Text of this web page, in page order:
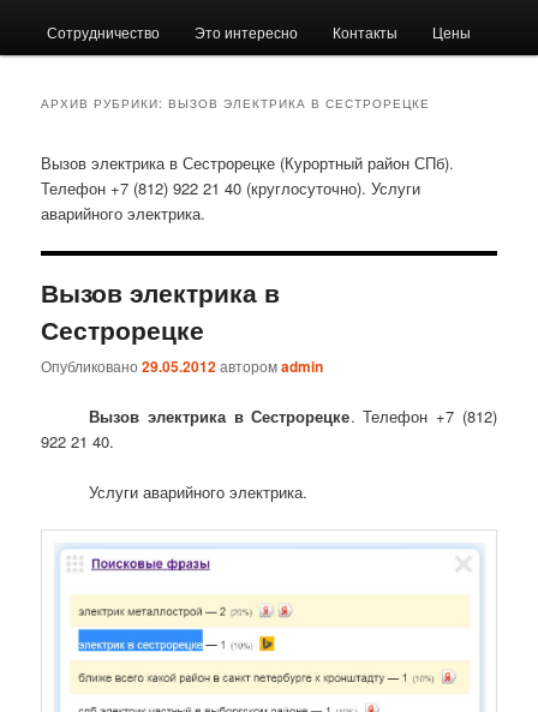
Сотрудничество Это интересно Контакты Цены
АРХИВ РУБРИКИ:ВЫЗОВ ЭЛЕКТРИКА В СЕСТРОРЕЦКЕ
Вызов электрика в Сестрорецке (Курортный район СПб).
Телефон +7 (812) 922 21 40 (круглосуточно). Услуги
аварийного электрика.
Вызов электрика в
Сестрорецке
Опубликовано29.05.2012авторомadmin
Вызов электрика в Сестрорецке. Телефон +7 (812)
922 21 40.
Услуги аварийного электрика.